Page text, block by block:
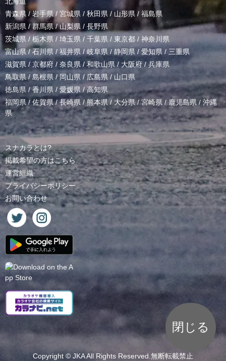
青森県 / 岩手県/ 宮城県 / 秋田県 / 山形県/ 福島県
新潟県 /群馬県/山梨県 / 長野県
茨城県 / 栃木県 / 埼玉県 / 千葉県 / 東京都 / 神奈川県
富山県 /石川県/福井県/岐阜県 / 静岡県 / 愛知県 / 三重県
滋賀県 / 京都府 / 奈良県 / 和歌山県/ 大阪府 /兵庫県
鳥取県/ 島根県 /岡山県/ 広島県 / 山口県
徳島県 /香川県 / 愛媛県/高知県
福岡県/佐賀県/長崎県 /熊本県/ 大分県/宮崎県 /鹿児島県 / 沖縄
県
スナカラとは?
掲載希望の方はこちら
運営組織
プライバシーポリシー
お問い合わせ
Copyright © JKAAll Rights Reserved.無断転載禁止
閉じる